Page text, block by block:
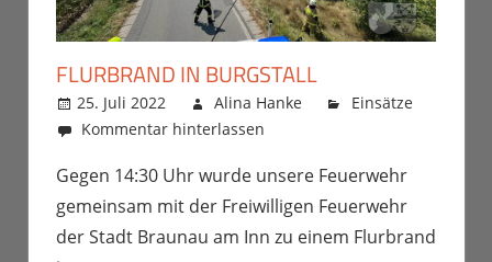
FLURBRAND IN BURGSTALL
25. Juli 2022 Alina Hanke
Einsätze
Kommentar hinterlassen
Gegen 14:30 Uhr wurde unsere Feuerwehr
gemeinsam mit der Freiwilligen Feuerwehr
der Stadt Braunau am Inn zu einem Flurbrand